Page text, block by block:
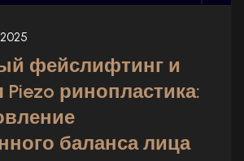
фейслифтинг и
Piezo ринопластика:
баланса лица